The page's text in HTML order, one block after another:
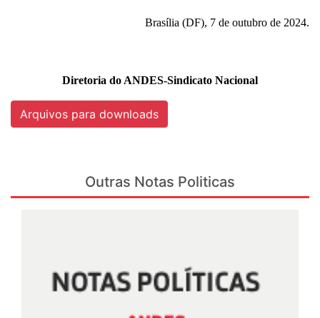
Brasília (DF), 7 de outubro de 2024.
Diretoria do ANDES-Sindicato Nacional
Arquivos para downloads
Outras Notas Politicas